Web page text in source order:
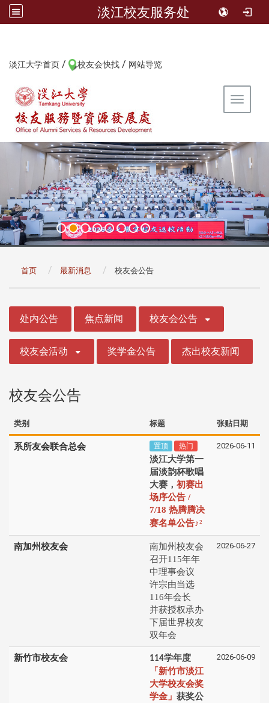
淡江校友服务处
淡江大学首页 / 校友会快找 / 网站导览
Toggle
首页 最新消息 校友会公告
处内公告 焦点新闻 校友会公告
校友会活动 奖学金公告 杰出校友新闻
校友会公告
类别 标题 张贴日期
系所友会联合总会 置顶 热门
淡江大学第一
届淡韵杯歌唱
大赛， 初赛出
场序公告 /
7/18 热腾腾决
赛名单公告♪²
2026-06-11
南加州校友会
南加州校友会
召开115年年
中理事会议
许宗由当选
116年会长
并获授权承办
下届世界校友
双年会
2026-06-27
新竹市校友会 114学年度
「新竹市淡江
大学校友会奖
学金」 获奖公
2026-06-09